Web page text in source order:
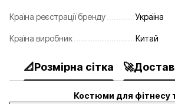
Країна реєстрації бренду Україна
Країна виробник Китай
📐Розмірна сітка
Костюми для фітнесу